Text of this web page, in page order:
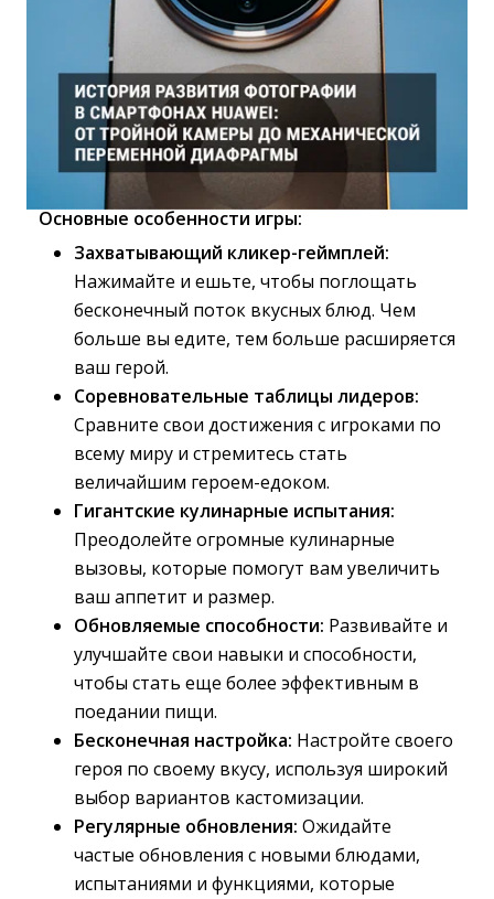
Основные особенности игры:
Захватывающий кликер-геймплей:
Нажимайте и ешьте, чтобы поглощать
бесконечный поток вкусных блюд. Чем
больше вы едите, тем больше расширяется
ваш герой.
Соревновательные таблицы лидеров:
Сравните свои достижения с игроками по
всему миру и стремитесь стать
величайшим героем-едоком.
Гигантские кулинарные испытания:
Преодолейте огромные кулинарные
вызовы, которые помогут вам увеличить
ваш аппетит и размер.
Обновляемые способности: Развивайте и
улучшайте свои навыки и способности,
чтобы стать еще более эффективным в
поедании пищи.
Бесконечная настройка: Настройте своего
героя по своему вкусу, используя широкий
выбор вариантов кастомизации.
Регулярные обновления: Ожидайте
частые обновления с новыми блюдами,
испытаниями и функциями, которые